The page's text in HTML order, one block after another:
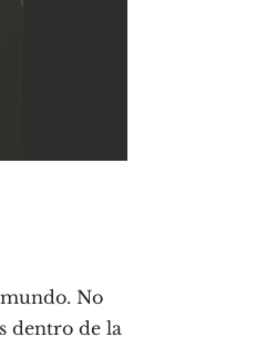
No
dentro de la